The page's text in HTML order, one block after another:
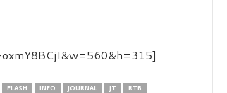
FLASH INFO JOURNAL JT RTB